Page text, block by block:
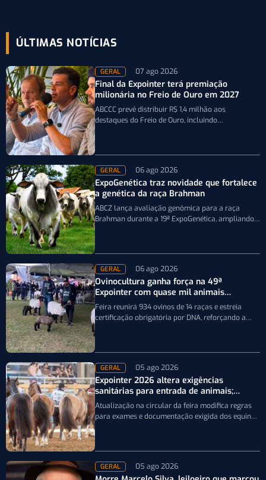
ÚLTIMAS NOTÍCIAS
GERAL 07 ago 2026
Final da Expointer terá premiação
milionária no Freio de Ouro em 2027
ABCCC prevê distribuir R$ 1,4 milhão aos
destaques do Freio de Ouro, incluindo
GERAL 06 ago 2026
ExpoGenética traz novidade que fortalece
a genética da raça Brahman
ABCZ lança avaliação genômica para a raça
Brahman durante a 19ª ExpoGenética, ampliando a
GERAL 06 ago 2026
Ovinocultura ganha força na 49ª
Expointer com quase mil animais
inscritos
Feira reunirá 934 ovinos de 14 raças e estreia
certificação obrigatória por DNA, reforçando a
GERAL 05 ago 2026
Expointer 2026 altera exigências
sanitárias para entrada de animais;
entenda
Atualização na circular da feira modifica regras
para exames e documentação exigida dos equinos
GERAL 05 ago 2026